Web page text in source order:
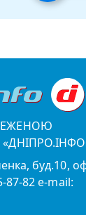
буд.10,
87-82 e-mail: